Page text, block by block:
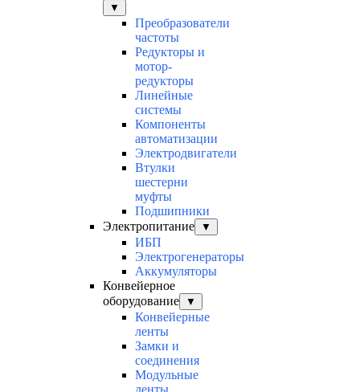
▼
Преобразователи
частоты
Редукторы и
мотор-
редукторы
Линейные
системы
Компоненты
автоматизации
Электродвигатели
Втулки
шестерни
муфты
Подшипники
Электропитание
▼
ИБП
Электрогенераторы
Аккумуляторы
Конвейерное
оборудование
▼
Конвейерные
ленты
Замки и
соединения
Модульные